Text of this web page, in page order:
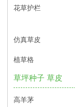
花草护栏
仿真草皮
植草格
草坪种子 草皮
高羊茅